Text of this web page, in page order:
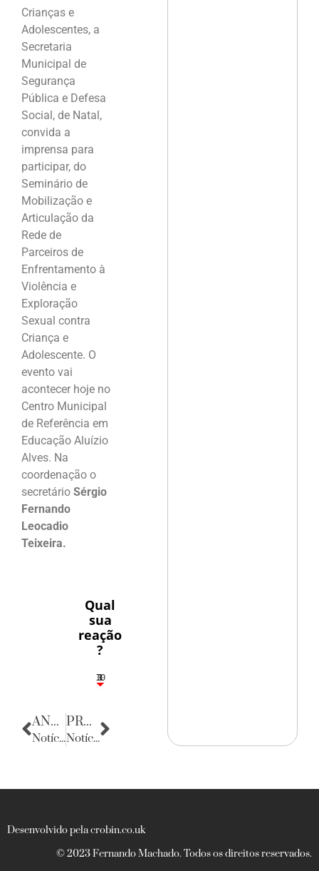
Crianças e
Adolescentes, a
Secretaria
Municipal de
Segurança
Pública e Defesa
Social, de Natal,
convida a
imprensa para
participar, do
Seminário de
Mobilização e
Articulação da
Rede de
Parceiros de
Enfrentamento à
Violência e
Exploração
Sexual contra
Criança e
Adolescente. O
evento vai
acontecer hoje no
Centro Municipal
de Referência em
Educação Aluízio
Alves. Na
coordenação o
secretário Sérgio
Fernando
Leocadio
Teixeira.
Qual
sua
reação
?
3
1
1
3
10
ANTERIOR
Notícias da Alemanha
PRÓXIMA
Notícias da Paraíba
Desenvolvido pela crobin.co.uk
© 2023 Fernando Machado. Todos os direitos reservados.